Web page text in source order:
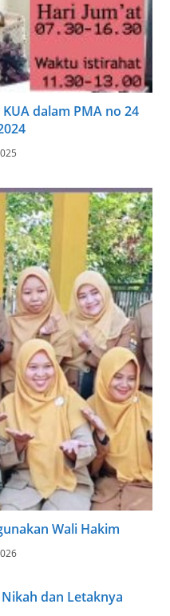
dalam PMA no 24
Wali Hakim
dan Letaknya